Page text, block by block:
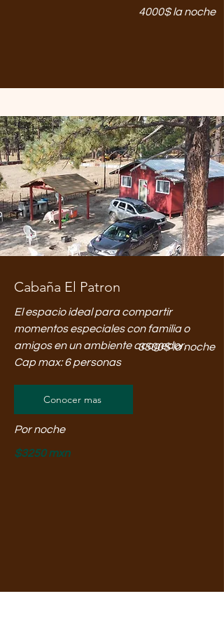
Cabaña El Patron
El espacio ideal para compartir
momentos especiales con familia o
amigos en un ambiente acogedor.
Cap max: 6 personas
Conocer mas
Por noche
$3250 mxn
4000$ la noche
3500$ la noche